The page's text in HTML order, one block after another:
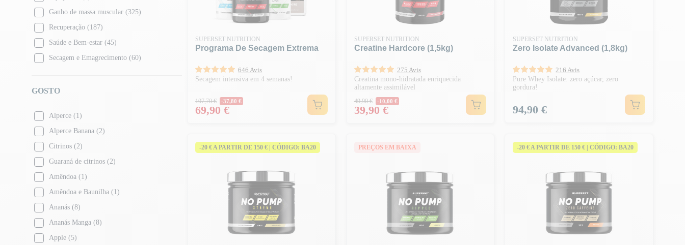
Ganho de massa muscular (325)
Recuperação (187)
Saúde e Bem-estar (45)
Secagem e Emagrecimento (60)
GOSTO
Alperce (1)
Alperce Banana (2)
Citrinos (2)
Guaraná de citrinos (2)
Amêndoa (1)
Amêndoa e Baunilha (1)
Ananás (8)
Ananás Manga (8)
Apple (5)
SUPERSET NUTRITION
Programa De Secagem Extrema
646 Avis
Secagem intensiva em 4 semanas!
Preço normal
107,70 € -37,80 €
Preço
69,90 €
SUPERSET NUTRITION
Creatine Hardcore (1,5kg)
275 Avis
Creatina mono-hidratada enriquecida
altamente assimilável
Preço normal
49,90 € -10,00 €
Preço
39,90 €
SUPERSET NUTRITION
Zero Isolate Advanced (1,8kg)
216 Avis
Pure Whey Isolate: zero açúcar, zero
gordura!
Preço
94,90 €
-20 € A PARTIR DE 150 € | CÓDIGO: BA20 PREÇOS EM BAIXA -20 € A PARTIR DE 150 € | CÓDIGO: BA20